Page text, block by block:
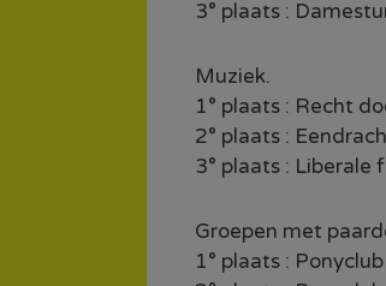
3° plaats :
Muziek.
1° plaats : Recht
2° plaats :
3° plaats : Liberale
Groepen met
1° plaats :